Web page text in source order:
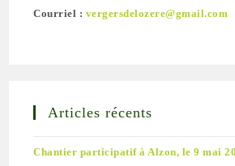
Courriel : vergersdelozere@gmail.com
Articles récents
Chantier participatif à Alzon, le 9 mai